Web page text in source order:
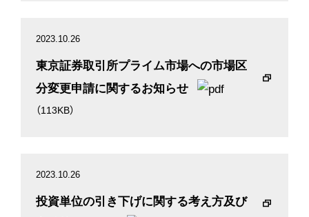
2023.10.26
東京証券取引所プライム市場への市場区
分変更申請に関するお知らせ
（113KB）
2023.10.26
投資単位の引き下げに関する考え方及び